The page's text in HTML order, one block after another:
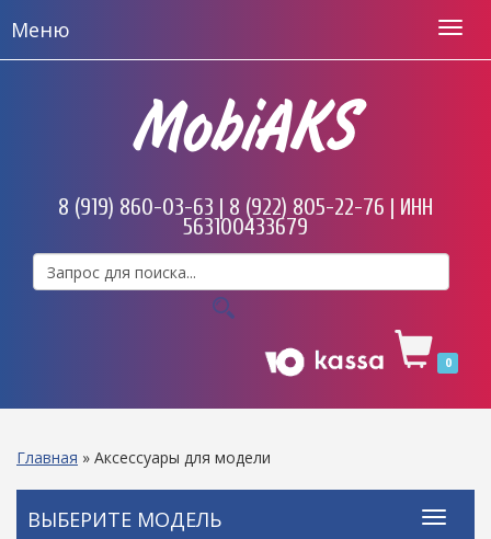
Меню
MobiAKS
8 (919) 860-03-63 | 8 (922) 805-22-76 | ИНН
563100433679
0
Главная » Аксессуары для модели
ВЫБЕРИТЕ МОДЕЛЬ